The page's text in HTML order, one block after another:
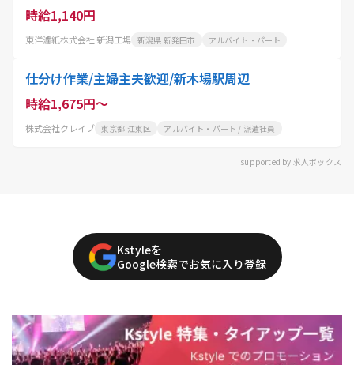
時給1,140円
東洋濾紙株式会社 新潟工場 新潟県 新発田市 アルバイト・パート
仕分け作業/主婦主夫歓迎/新木場駅周辺
時給1,675円～
株式会社クレイブ 東京都 江東区 アルバイト・パート / 派遣社員
supported by 求人ボックス
Kstyleを
Google検索でお気に入り登録